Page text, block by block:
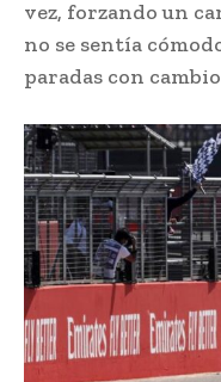
vez, forzando un
no se sentía
paradas con